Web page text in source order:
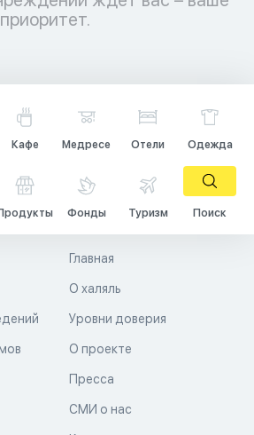
Кафе Медресе Отели Одежда
Фонды Туризм Поиск
Главная
О халяль
Уровни доверия
О проекте
Пресса
СМИ о нас